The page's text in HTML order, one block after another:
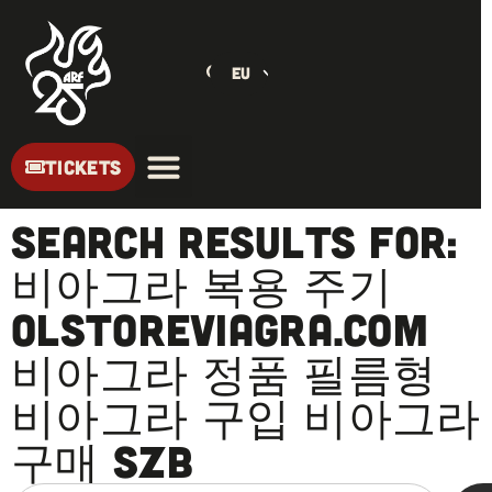
EU
TICKETS
Search Results for:
비아그라 복용 주기
olstoreviagra.com
비아그라 정품 필름형
비아그라 구입 비아그라
구매 szb